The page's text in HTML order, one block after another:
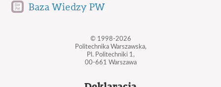
Baza Wiedzy PW
© 1998-2026
Politechnika Warszawska,
Pl. Politechniki 1,
00-661 Warszawa